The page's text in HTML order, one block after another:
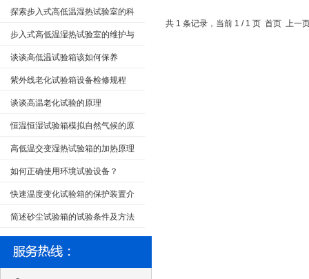
探索步入式高低温湿热试验室的科
技奥秘
步入式高低温湿热试验室的维护与
保养谈谈高低温试验箱该如何保养
紫外线老化试验箱设备检修规程
谈谈高温老化试验的原理
恒温恒湿试验箱模拟自然气候的原
高低温交变湿热试验箱的加热原理
如何正确使用环境试验设备？
快速温度变化试验箱的保护装置介
简述砂尘试验箱的试验条件及方法
共 1 条记录，当前 1 / 1 页 首页 上一